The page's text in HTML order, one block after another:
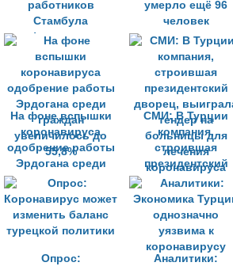
работников
Стамбула
инфицированы
коронавирусом»
умерло ещё 96
человек
На фоне вспышки
коронавируса
одобрение работы
Эрдогана среди
граждан
увеличилось до
55,8%
СМИ: В Турции
компания,
строившая
президентский
дворец, выиграла
тендер на
больницы для
лечения
коронавируса
Опрос:
Аналитики: